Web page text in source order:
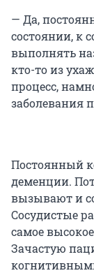
— Да,
состоянии, к
выполнять
кто-то из
процесс,
заболевания
Постоянный
деменции.
вызывают и
Сосудистые
самое
Зачастую